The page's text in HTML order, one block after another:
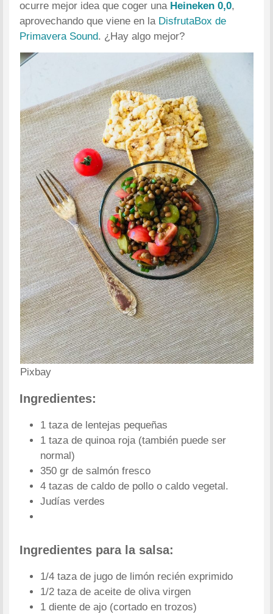
ocurre mejor idea que coger una Heineken 0,0,
aprovechando que viene en la DisfrutaBox de
Primavera Sound. ¿Hay algo mejor?
Pixbay
Ingredientes:
1 taza de lentejas pequeñas
1 taza de quinoa roja (también puede ser
normal)
350 gr de salmón fresco
4 tazas de caldo de pollo o caldo vegetal.
Judías verdes
Ingredientes para la salsa:
1/4 taza de jugo de limón recién exprimido
1/2 taza de aceite de oliva virgen
1 diente de ajo (cortado en trozos)